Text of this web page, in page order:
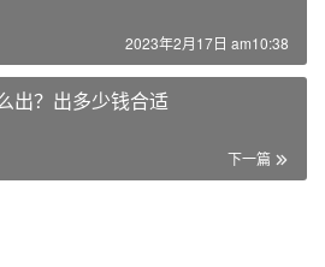
2023年2月17日 am10:38
出？出多少钱合适
下一篇